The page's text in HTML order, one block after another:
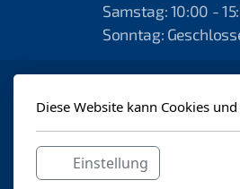
Samstag: 10:00 -
Sonntag:
Diese Website kann Cookies
Einstellung